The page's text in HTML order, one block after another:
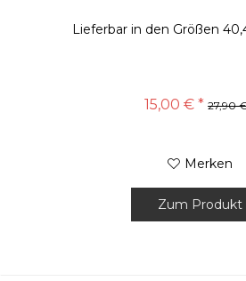
Lieferbar in den Größen
15,00 € * 27,90
Merken
Zum Produkt